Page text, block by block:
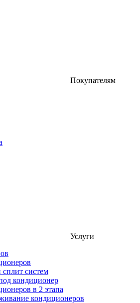
Покупателям
Услуги
сплит систем
кондиционер
в 2 этапа
кондиционеров